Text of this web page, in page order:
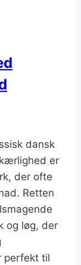
dansk
er
der ofte
Retten
og løg, der
perfekt til